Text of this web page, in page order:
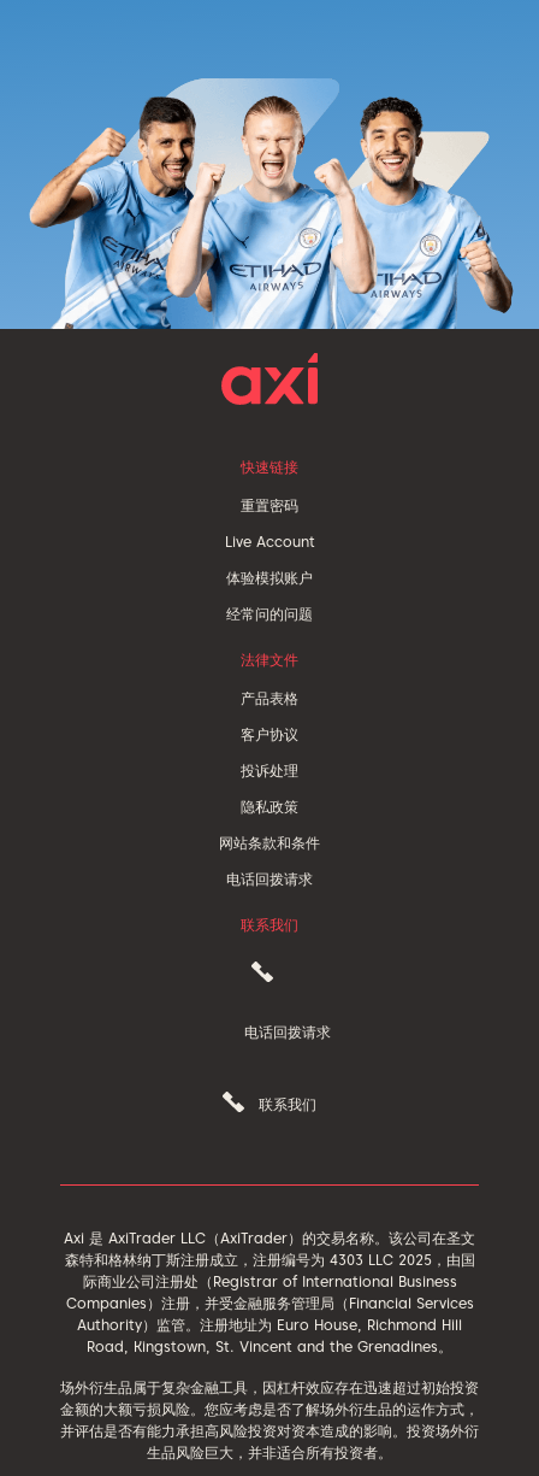
快速链接
重置密码
Live Account
体验模拟账户
经常问的问题
法律文件
产品表格
客户协议
投诉处理
隐私政策
网站条款和条件
电话回拨请求
联系我们
电话回拨请求
联系我们
Axi 是 AxiTrader LLC（AxiTrader）的交易名称。该公司在圣文
森特和格林纳丁斯注册成立，注册编号为 4303 LLC 2025，由国
际商业公司注册处（Registrar of International Business
Companies）注册，并受金融服务管理局（Financial Services
Authority）监管。注册地址为 Euro House, Richmond Hill
Road, Kingstown, St. Vincent and the Grenadines。
场外衍生品属于复杂金融工具，因杠杆效应存在迅速超过初始投资
金额的大额亏损风险。您应考虑是否了解场外衍生品的运作方式，
并评估是否有能力承担高风险投资对资本造成的影响。投资场外衍
生品风险巨大，并非适合所有投资者。